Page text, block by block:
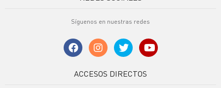
Síguenos en nuestras redes
ACCESOS DIRECTOS